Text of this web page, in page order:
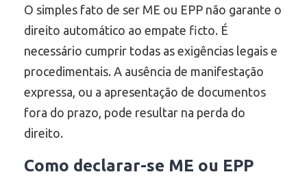
O simples fato de ser ME ou EPP não garante o
direito automático ao empate ficto. É
necessário cumprir todas as exigências legais e
procedimentais. A ausência de manifestação
expressa, ou a apresentação de documentos
fora do prazo, pode resultar na perda do
direito.
Como declarar-se ME ou EPP